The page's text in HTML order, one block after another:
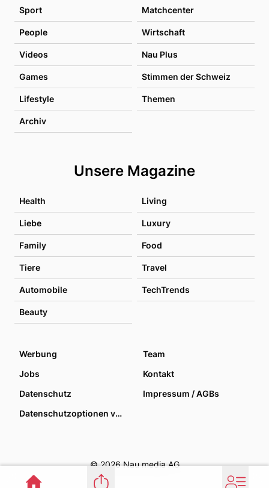
Sport Matchcenter
People Wirtschaft
Videos Nau Plus
Games Stimmen der Schweiz
Lifestyle Themen
Archiv
Unsere Magazine
Health Living
Liebe Luxury
Family Food
Tiere Travel
Automobile TechTrends
Beauty
Werbung
Team
Jobs
Kontakt
Datenschutz
Impressum / AGBs
Datenschutzoptionen verwalten
© 2026 Nau media AG